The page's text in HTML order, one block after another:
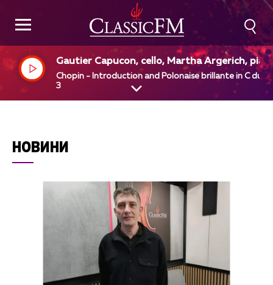
Gautier Capucon, cello, Martha Argerich,
Chopin - Introduction and Polonaise brillante in C dur,
3
НОВИНИ